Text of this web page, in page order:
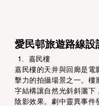
愛民邨旅遊路線設
嘉民樓
嘉民樓的天井與回廊是電
擊力的拍攝場景之一。樓
字結構讓自然光斜斜灑下
陰影效果。劇中靈異事件